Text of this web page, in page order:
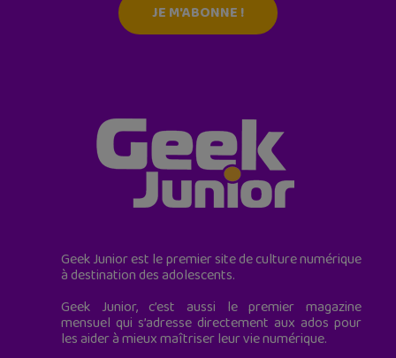
JE M'ABONNE !
Geek Junior est le premier site de culture numérique
à destination des adolescents.
Geek Junior, c’est aussi le premier magazine
mensuel qui s’adresse directement aux ados pour
les aider à mieux maîtriser leur vie numérique.